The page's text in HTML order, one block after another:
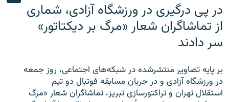
در پی درگیری در ورزشگاه آزادی، شماری
از تماشاگران شعار «مرگ بر دیکتاتور»
سر دادند
بر پایه تصاویر منتشرشده در شبکه‌های اجتماعی، روز جمعه
در ورزشگاه آزادی و در جریان مسابقه فوتبال دو تیم
استقلال تهران و تراکتورسازی تبریز، تماشاگران شعار «مرگ